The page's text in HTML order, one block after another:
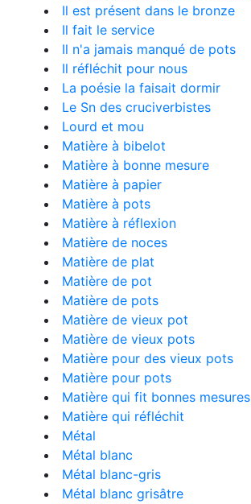
Il est présent dans le bronze
Il fait le service
Il n'a jamais manqué de pots
Il réfléchit pour nous
La poésie la faisait dormir
Le Sn des cruciverbistes
Lourd et mou
Matière à bibelot
Matière à bonne mesure
Matière à papier
Matière à pots
Matière à réflexion
Matière de noces
Matière de plat
Matière de pot
Matière de pots
Matière de vieux pot
Matière de vieux pots
Matière pour des vieux pots
Matière pour pots
Matière qui fit bonnes mesures
Matière qui réfléchit
Métal
Métal blanc
Métal blanc-gris
Métal blanc grisâtre